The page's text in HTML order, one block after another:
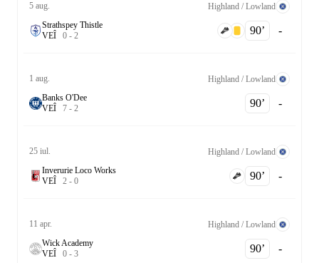
5 aug.
Highland / Lowland
Strathspey Thistle
VEÎ 0 - 2 90‎’‎ -
1 aug.
Highland / Lowland
Banks O'Dee
VEÎ 7 - 2 90‎’‎ -
25 iul.
Highland / Lowland
Inverurie Loco Works
VEÎ 2 - 0 90‎’‎ -
11 apr.
Highland / Lowland
Wick Academy
VEÎ 0 - 3 90‎’‎ -